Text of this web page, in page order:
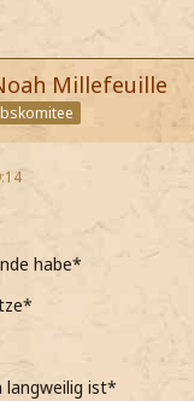
Millefeuille
habe*
langweilig ist*